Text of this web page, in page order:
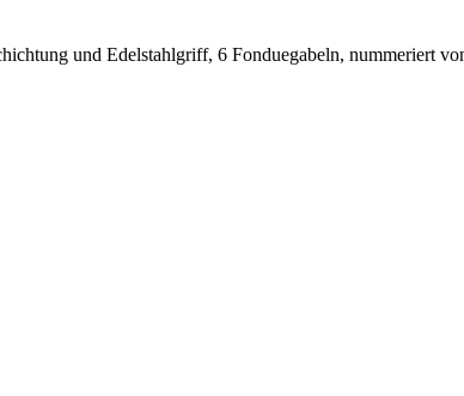
und Edelstahlgriff, 6 Fonduegabeln, nummeriert